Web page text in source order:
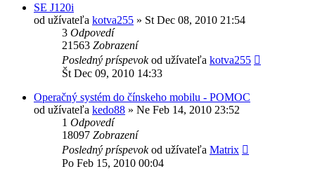
SE J120i
od užívateľa kotva255 » St Dec 08, 2010 21:54
3 Odpovedí
21563 Zobrazení
Posledný príspevokod užívateľa kotva255
Št Dec 09, 2010 14:33
Operačný systém do čínskeho mobilu - POMOC
od užívateľa kedo88 » Ne Feb 14, 2010 23:52
1 Odpovedí
18097 Zobrazení
Posledný príspevokod užívateľa Matrix
Po Feb 15, 2010 00:04